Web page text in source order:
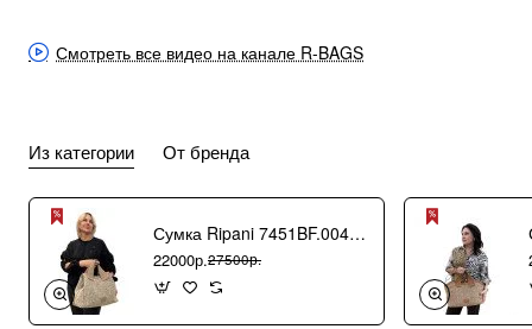
Смотреть все видео на канале R-BAGS
Из категории От бренда
Сумка Ripani 7451BF.00406 Ecru/Sabbia
22000р.27500р.